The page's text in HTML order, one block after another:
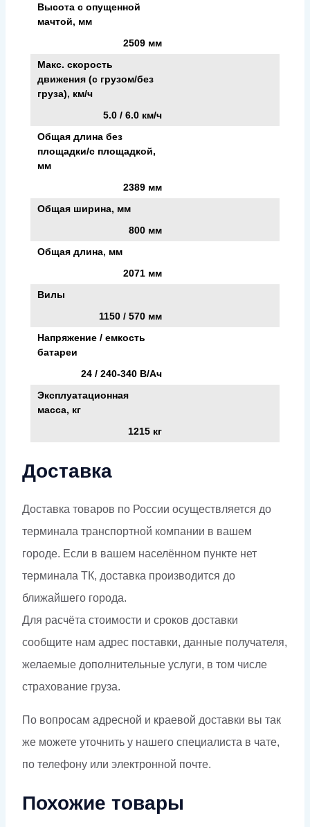
Высота с опущенной
мачтой, мм
2509 мм
Макс. скорость
движения (с грузом/без
груза), км/ч
5.0 / 6.0 км/ч
Общая длина без
площадки/с площадкой,
мм
2389 мм
Общая ширина, мм
800 мм
Общая длина, мм
2071 мм
Вилы
1150 / 570 мм
Напряжение / емкость
батареи
24 / 240-340 В/Ач
Эксплуатационная
масса, кг
1215 кг
Доставка
Доставка товаров по России осуществляется до
терминала транспортной компании в вашем
городе. Если в вашем населённом пункте нет
терминала ТК, доставка производится до
ближайшего города.
Для расчёта стоимости и сроков доставки
сообщите нам адрес поставки, данные получателя,
желаемые дополнительные услуги, в том числе
страхование груза.
По вопросам адресной и краевой доставки вы так
же можете уточнить у нашего специалиста в чате,
по телефону или электронной почте.
Похожие товары